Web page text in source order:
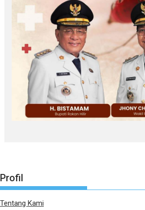
Profil
Tentang Kami